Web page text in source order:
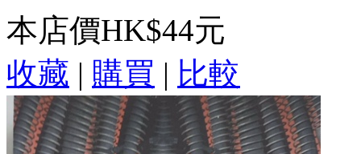
本店價HK$44元
收藏 | 購買 | 比較